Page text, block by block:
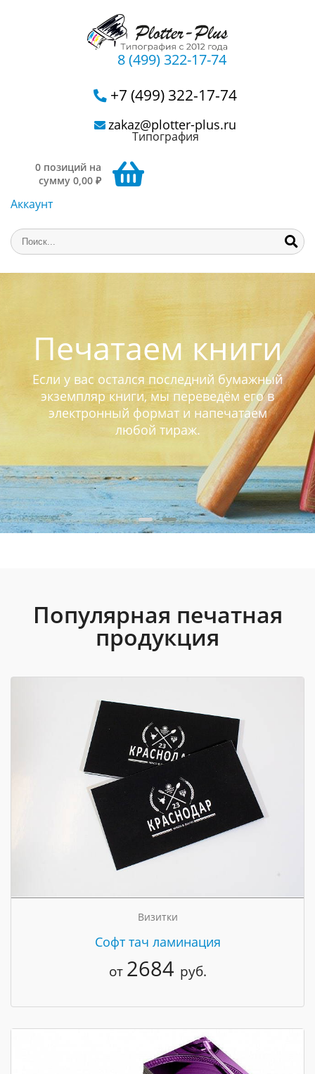
8 (499) 322-17-74
+7 (499) 322-17-74
zakaz@plotter-plus.ru
Типография
0 позиций на
сумму 0,00 ₽
Аккаунт
Печатаем книги
Если у вас остался последний бумажный
экземпляр книги, мы переведём его в
электронный формат и напечатаем
любой тираж.
Популярная печатная
продукция
Визитки
Cофт тач ламинация
от 2684 руб.